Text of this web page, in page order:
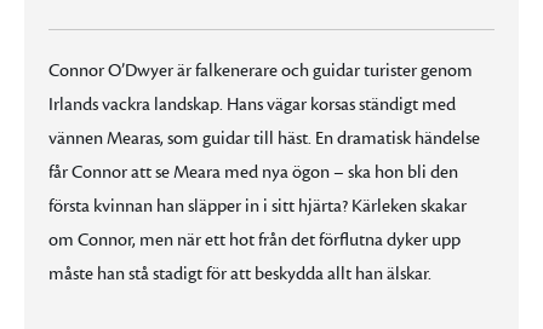
Connor O’Dwyer är falkenerare och guidar turister genom
Irlands vackra landskap. Hans vägar korsas ständigt med
vännen Mearas, som guidar till häst. En dramatisk händelse
får Connor att se Meara med nya ögon – ska hon bli den
första kvinnan han släpper in i sitt hjärta? Kärleken skakar
om Connor, men när ett hot från det förflutna dyker upp
måste han stå stadigt för att beskydda allt han älskar.